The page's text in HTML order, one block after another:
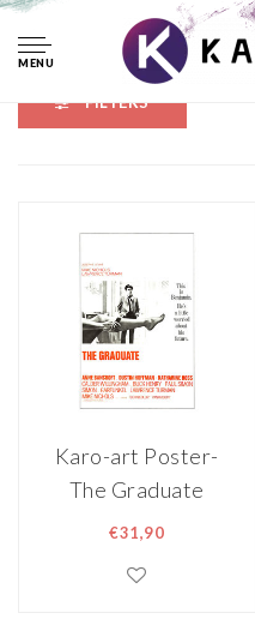
MENU
Graduate
FILTERS
Karo-art Poster-
The Graduate
1967, Originele
Premium Print,
€31,90